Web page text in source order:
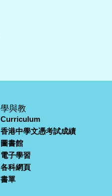
學與教
Curriculum
香港中學文憑考試成績
圖書館
電子學習
各科網頁
書單